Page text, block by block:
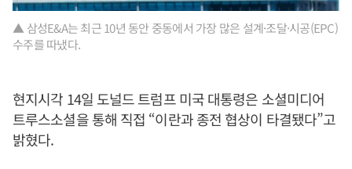
▲ 삼성E&A는 최근 10년 동안 중동에서 가장 많은 설계·조달·시공(EPC)
수주를 따냈다.
현지시각 14일 도널드 트럼프 미국 대통령은 소셜미디어
트루스소셜을 통해 직접 “이란과 종전 협상이 타결됐다”고
밝혔다.